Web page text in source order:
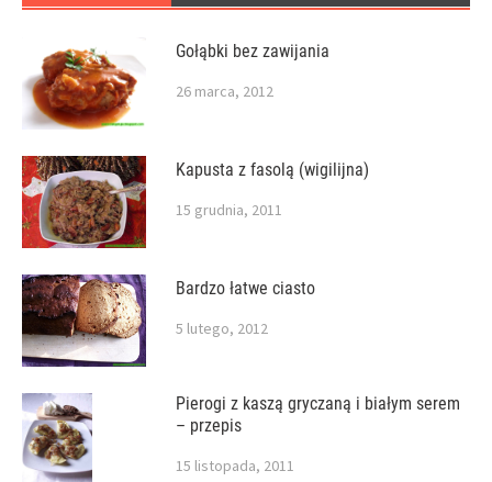
Gołąbki bez zawijania
26 marca, 2012
Kapusta z fasolą (wigilijna)
15 grudnia, 2011
Bardzo łatwe ciasto
5 lutego, 2012
Pierogi z kaszą gryczaną i białym serem
– przepis
15 listopada, 2011